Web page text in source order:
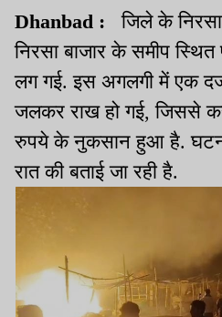
Dhanbad :
जिले के निरसा
निरसा बाजार के समीप
लग गई. इस अगलगी में एक
जलकर राख हो गई, जिससे
रुपये के नुकसान हुआ है.
रात की बताई जा रही है.